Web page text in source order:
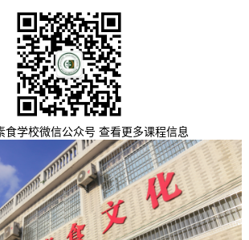
食学校微信公众号 查看更多课程信息